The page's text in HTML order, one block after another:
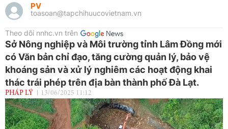
PV
toasoan@tapchihuucovietnam.vn
Theo dõi nnhc.vn trên
Sở Nông nghiệp và Môi trường tỉnh Lâm Đồng mới
có Văn bản chỉ đạo, tăng cường quản lý, bảo vệ
khoáng sản và xử lý nghiêm các hoạt động khai
thác trái phép trên địa bàn thành phố Đà Lạt.
PHÁP LÝ 13/06/2025 11:12